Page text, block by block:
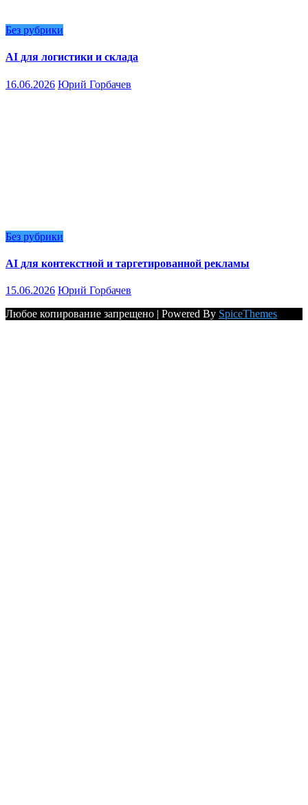
Без рубрики
AI для логистики и склада
16.06.2026 Юрий Горбачев
Без рубрики
AI для контекстной и таргетированной рекламы
15.06.2026 Юрий Горбачев
Любое копирование запрещено | Powered By SpiceThemes